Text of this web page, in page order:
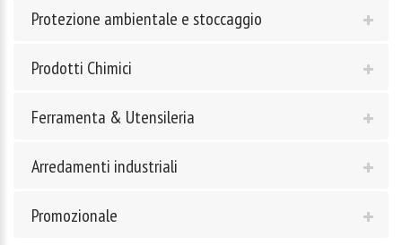
Protezione ambientale e stoccaggio
Prodotti Chimici
Ferramenta & Utensileria
Arredamenti industriali
Promozionale